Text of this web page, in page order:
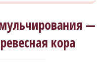
—
кора